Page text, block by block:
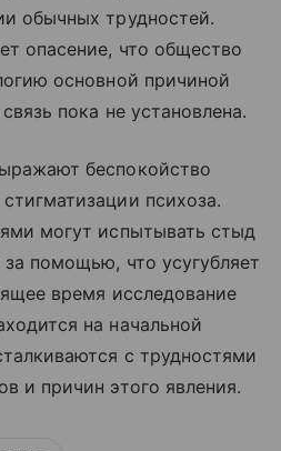
обычных трудностей.
опасение, что общество
основной причиной
пока не установлена.
беспокойство
психоза.
могут испытывать стыд
помощью, что усугубляет
время исследование
на начальной
с трудностями
и причин этого явления.